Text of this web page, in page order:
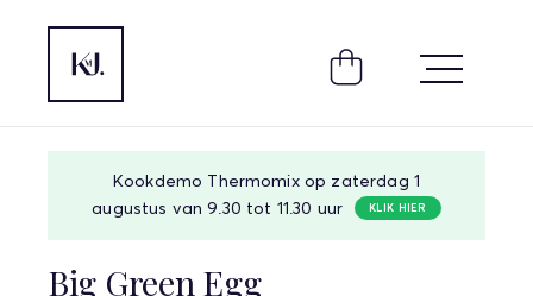
Kookdemo Thermomix op zaterdag 1
augustus van 9.30 tot 11.30 uur
KLIK HIER
Big Green Egg